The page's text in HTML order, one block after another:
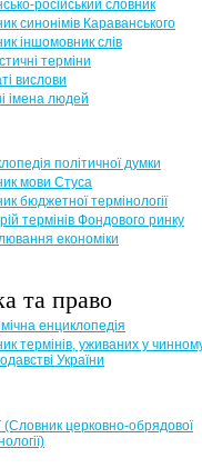
російський словник
синонімів Караванського
іншомовник слів
терміни
вислови
імена людей
політичної думки
мови Стуса
бюджетної термінології
термінів Фондового ринку
економіки
та право
енциклопедія
термінів, уживаних у
України
церковно-обрядової